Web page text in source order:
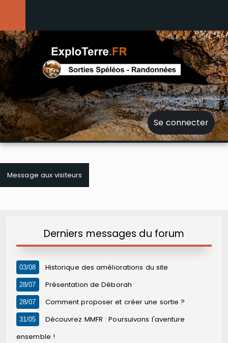
Se connecter
Message aux visiteurs
Derniers messages du forum
03/08 Historique des améliorations du site
28/07 Présentation de Déborah
28/07 Comment proposer et créer une sortie ?
31/05
Découvrez MMFR : Poursuivons l'aventure
ensemble !